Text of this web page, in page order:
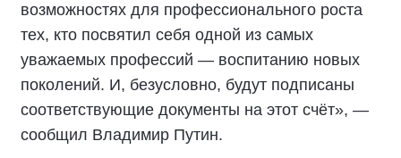
возможностях для профессионального роста
тех, кто посвятил себя одной из самых
уважаемых профессий — воспитанию новых
поколений. И, безусловно, будут подписаны
соответствующие документы на этот счёт», —
сообщил Владимир Путин.